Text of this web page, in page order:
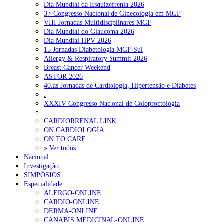
Dia Mundial da Esquizofrenia 2026
3.ᵒ Congresso Nacional de Ginecologia em MGF
VIII Jornadas Multidisciplinares MGF
Dia Mundial do Glaucoma 2026
Dia Mundial HPV 2026
15 Jornadas Diabetologia MGF Sul
Allergy & Respiratory Summit 2026
Breast Cancer Weekend
ASTOR 2026
40.as Jornadas de Cardiologia, Hipertensão e Diabetes
XXXIV Congresso Nacional de Coloproctologia
CARDIORRENAL LINK
ON CARDIOLOGIA
ON TO CARE
» Ver todos
Nacional
Investigação
SIMPÓSIOS
Especialidade
ALERGO-ONLINE
CARDIO-ONLINE
DERMA-ONLINE
CANABIS MEDICINAL-ONLINE